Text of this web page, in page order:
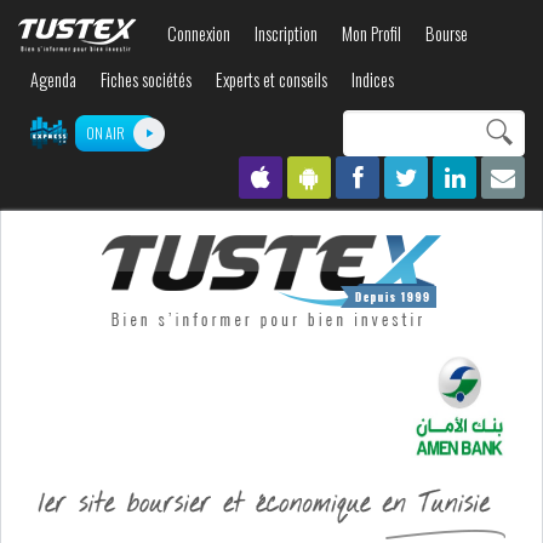
contenu
Connexion Inscription Mon Profil
Bourse
Agenda
Fiches sociétés Experts et conseils Indices
ON AIR
recherche